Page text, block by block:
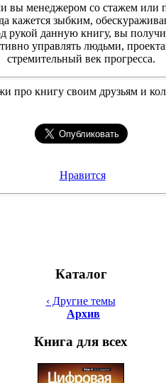
вы менеджером со стажем или
кажется зыбким,
рукой данную книгу, вы
управлять людьми,
стремительный век прогресса.
про книгу своим друзьям и
Нравится
Каталог
‹ Другие темы
Архив
Книга для всех